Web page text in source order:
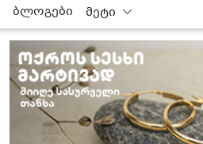
ბლოგები მეტი